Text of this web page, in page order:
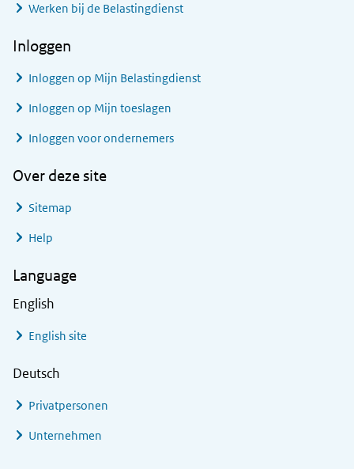
Werken bij de Belastingdienst
Inloggen
Inloggen op Mijn Belastingdienst
Inloggen op Mijn toeslagen
Inloggen voor ondernemers
Over deze site
Sitemap
Help
Language
English
English site
Deutsch
Privatpersonen
Unternehmen